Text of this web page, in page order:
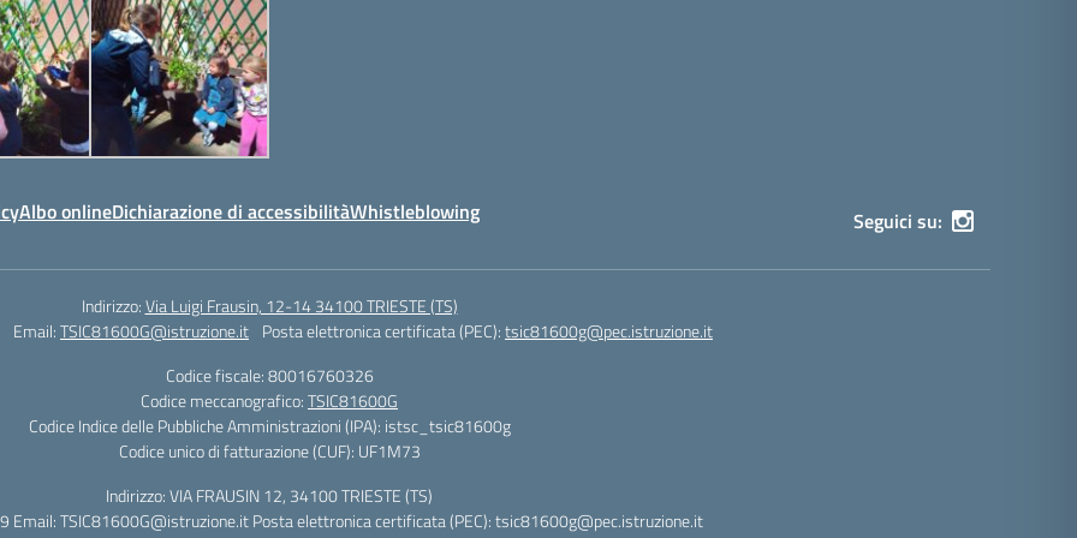
Albo onlineDichiarazione di accessibilitàWhistleblowing Seguici su:
Indirizzo:Via Luigi Frausin, 12-14 34100 TRIESTE (TS)
Email:TSIC81600G@istruzione.it Posta elettronica certificata (PEC):tsic81600g@pec.istruzione.it
Codice fiscale: 80016760326
Codice meccanografico:TSIC81600G
Codice Indice delle Pubbliche Amministrazioni (IPA): istsc_tsic81600g
Codice unico di fatturazione (CUF): UF1M73
Indirizzo: VIA FRAUSIN 12, 34100 TRIESTE (TS)
Email: TSIC81600G@istruzione.it Posta elettronica certificata (PEC): tsic81600g@pec.istruzione.it